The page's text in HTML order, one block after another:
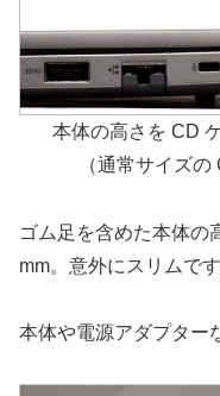
本体の高さを CD
（通常サイズ
ゴム足を含めた本体の
mm。意外にスリムです
本体や電源アダプター